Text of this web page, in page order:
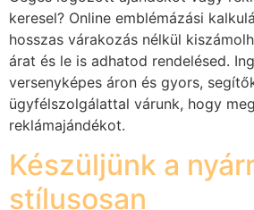
keresel? Online emblémázási
hosszas várakozás nélkül
árat és le is adhatod rendelésed.
versenyképes áron és gyors,
ügyfélszolgálattal várunk, hogy
reklámajándékot.
Készüljünk a
stílusosan